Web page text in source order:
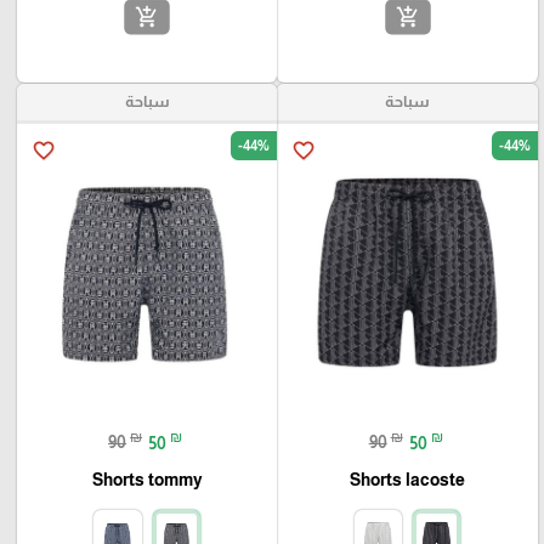
add_shopping_cart
add_shopping_cart
سباحة
favorite_border -44%
90 ₪ 50 ₪
Shorts lacoste
سباحة
favorite_border -44%
90 ₪ 50 ₪
Shorts tommy